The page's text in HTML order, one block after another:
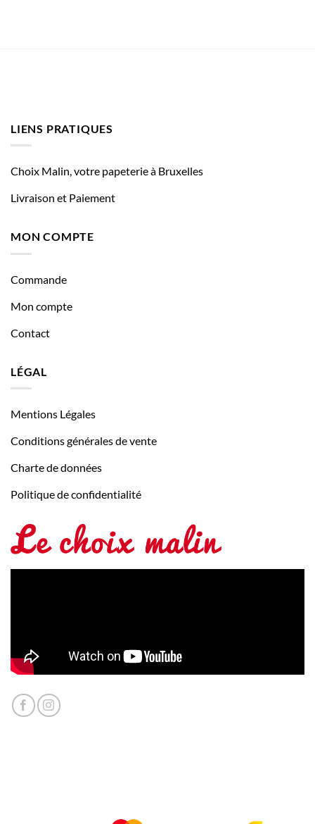
LIENS PRATIQUES
Choix Malin, votre papeterie à Bruxelles
Livraison et Paiement
MON COMPTE
Commande
Mon compte
Contact
LÉGAL
Mentions Légales
Conditions générales de vente
Charte de données
Politique de confidentialité